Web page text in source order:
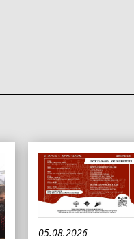
05.08.2026